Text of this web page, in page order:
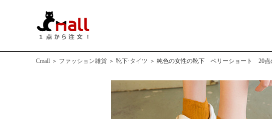
Cmall ＞ ファッション雑貨 ＞ 靴下·タイツ ＞ 純色の女性の靴下 ベリーショート 20点